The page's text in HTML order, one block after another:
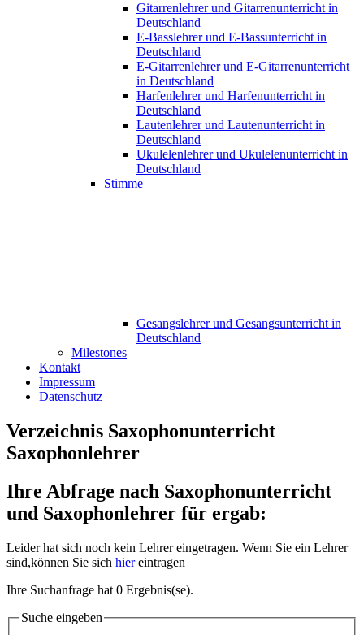
Gitarrenlehrer und Gitarrenunterricht in
Deutschland
E-Basslehrer und E-Bassunterricht in
Deutschland
E-Gitarrenlehrer und E-Gitarrenunterricht
in Deutschland
Harfenlehrer und Harfenunterricht in
Deutschland
Lautenlehrer und Lautenunterricht in
Deutschland
Ukulelenlehrer und Ukulelenunterricht in
Deutschland
Stimme
Gesangslehrer und Gesangsunterricht in
Deutschland
Milestones
Kontakt
Impressum
Datenschutz
Verzeichnis Saxophonunterricht
Saxophonlehrer
Ihre Abfrage nach Saxophonunterricht
und Saxophonlehrer für ergab:
Leider hat sich noch kein Lehrer eingetragen. Wenn Sie ein Lehrer
sind,können Sie sich hiereintragen
Ihre Suchanfrage hat 0 Ergebnis(se).
Suche eingeben